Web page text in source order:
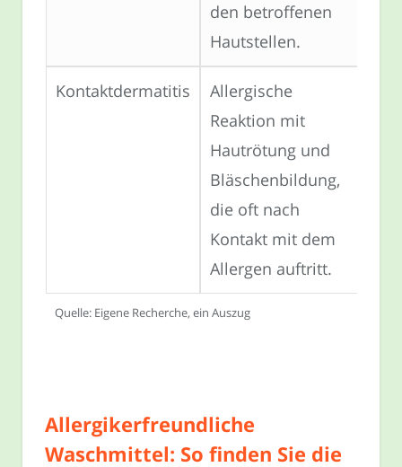
den betroffenen
Hautstellen.
Kontaktdermatitis
Allergische
Reaktion mit
Hautrötung und
Bläschenbildung,
die oft nach
Kontakt mit dem
Allergen auftritt.
Quelle: Eigene Recherche, ein Auszug
Allergikerfreundliche
Waschmittel: So finden Sie die